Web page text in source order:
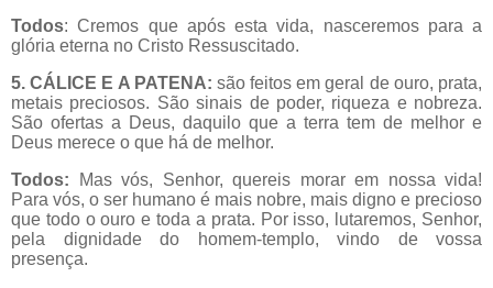
Todos: Cremos que após esta vida, nasceremos para a
glória eterna no Cristo Ressuscitado.
5. CÁLICE E A PATENA: são feitos em geral de ouro, prata,
metais preciosos. São sinais de poder, riqueza e nobreza.
São ofertas a Deus, daquilo que a terra tem de melhor e
Deus merece o que há de melhor.
Todos:
Mas vós, Senhor, quereis morar em nossa vida!
Para vós, o ser humano é mais nobre, mais digno e precioso
que todo o ouro e toda a prata. Por isso, lutaremos, Senhor,
pela dignidade do homem-templo, vindo de vossa
presença.